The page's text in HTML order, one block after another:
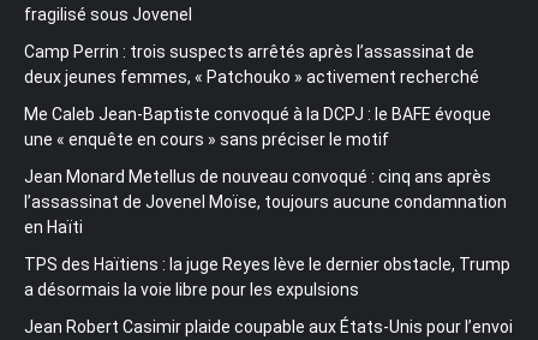
fragilisé sous Jovenel
Camp Perrin : trois suspects arrêtés après l’assassinat de
deux jeunes femmes, « Patchouko » activement recherché
Me Caleb Jean-Baptiste convoqué à la DCPJ : le BAFE évoque
une « enquête en cours » sans préciser le motif
Jean Monard Metellus de nouveau convoqué : cinq ans après
l’assassinat de Jovenel Moïse, toujours aucune condamnation
en Haïti
TPS des Haïtiens : la juge Reyes lève le dernier obstacle, Trump
a désormais la voie libre pour les expulsions
Jean Robert Casimir plaide coupable aux États-Unis pour l’envoi